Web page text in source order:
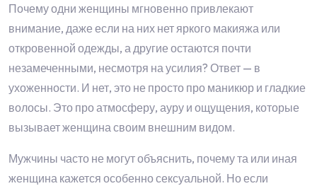
Почему одни женщины мгновенно привлекают
внимание, даже если на них нет яркого макияжа или
откровенной одежды, а другие остаются почти
незамеченными, несмотря на усилия? Ответ — в
ухоженности. И нет, это не просто про маникюр и гладкие
волосы. Это про атмосферу, ауру и ощущения, которые
вызывает женщина своим внешним видом.
Мужчины часто не могут объяснить, почему та или иная
женщина кажется особенно сексуальной. Но если